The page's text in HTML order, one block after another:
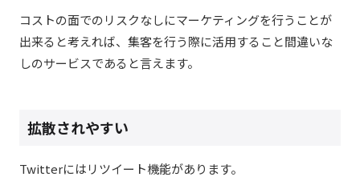
コストの面でのリスクなしにマーケティングを行うことが
出来ると考えれば、集客を行う際に活用すること間違いな
しのサービスであると言えます。
拡散されやすい
Twitterにはリツイート機能があります。